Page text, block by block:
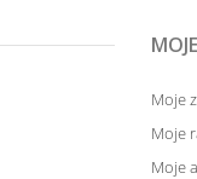
Moje
Moje
Moje